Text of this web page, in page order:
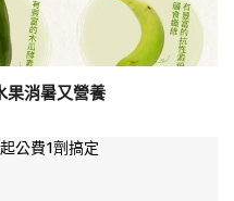
果消暑又營養